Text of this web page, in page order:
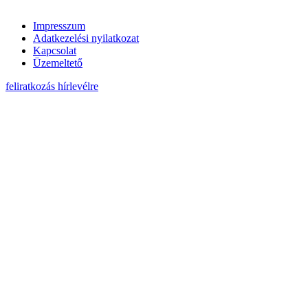
Impresszum
Adatkezelési nyilatkozat
Kapcsolat
Üzemeltető
feliratkozás hírlevélre